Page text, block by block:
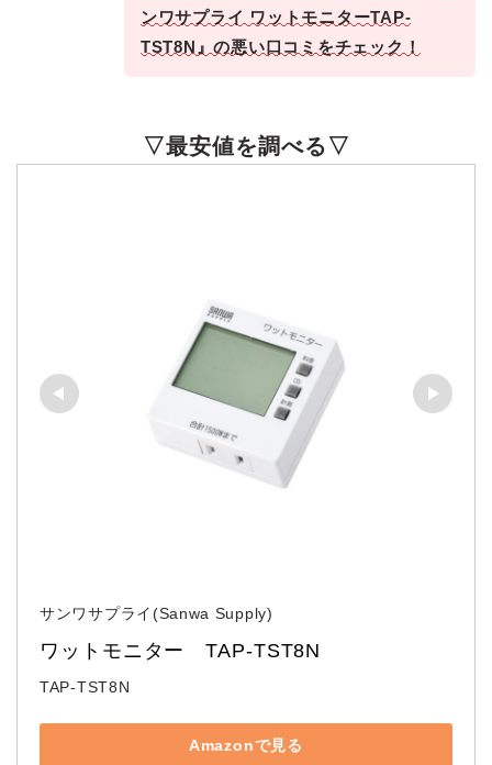
ンワサプライ ワットモニターTAP-
TST8N』の悪い口コミをチェック！
▽最安値を調べる▽
サンワサプライ(Sanwa Supply)
ワットモニター　TAP-TST8N
TAP-TST8N
Amazonで見る